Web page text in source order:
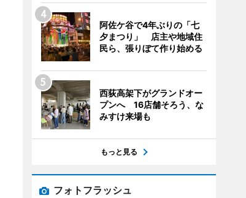
阿佐ケ谷で4年ぶりの「七
夕まつり」 店主や地域住
民ら、張りぼて作り始める
西荻高架下がグランドオー
プンへ 16店舗そろう、な
みすけ来場も
もっと見る
フォトフラッシュ